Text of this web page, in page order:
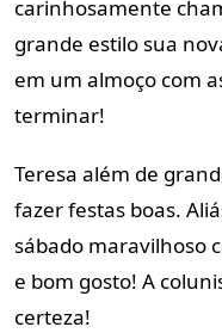
carinhosamente
grande estilo sua
em um almoço com
terminar!
Teresa além de
fazer festas boas.
sábado maravilhoso
e bom gosto! A
certeza!